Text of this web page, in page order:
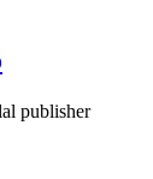
publisher